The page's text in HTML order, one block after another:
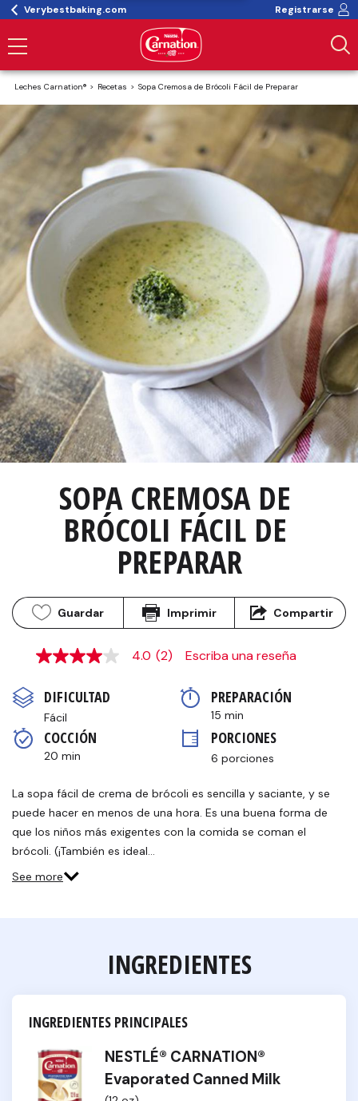
Verybestbaking.com Registrarse
Leches Carnation® Recetas Sopa Cremosa de Brócoli Fácil de Preparar
SOPA CREMOSA DE
BRÓCOLI FÁCIL DE
PREPARAR
Guardar Imprimir Compartir
4.0
estrellas,
valor
medio
de
valoración.
Read
Reviews.
Enlace
en
la
página.
4.0 (2) Escriba una reseña
DIFICULTAD
Fácil
PREPARACIÓN
15 min
COCCIÓN
20 min
PORCIONES
6 porciones
La sopa fácil de crema de brócoli es sencilla y saciante, y se
puede hacer en menos de una hora. Es una buena forma de
que los niños más exigentes con la comida se coman el
brócoli. (¡También es ideal…
See more
INGREDIENTES
INGREDIENTES PRINCIPALES
NESTLÉ® CARNATION®
Evaporated Canned Milk